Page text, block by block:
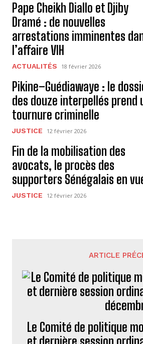
Pape Cheikh Diallo et Djiby
Dramé : de nouvelles
arrestations imminentes
l’affaire VIH
ACTUALITÉS 18 février 2026
Pikine–Guédiawaye : le
des douze interpellés prend
tournure criminelle
JUSTICE 12 février 2026
Fin de la mobilisation des
avocats, le procès des
supporters Sénégalais en
JUSTICE 12 février 2026
ARTICLE
Le Comité de politique